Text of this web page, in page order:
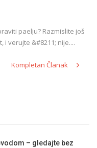
paelju? Razmislite još
verujte &#8211; nije....
Kompletan Članak
– gledajte bez